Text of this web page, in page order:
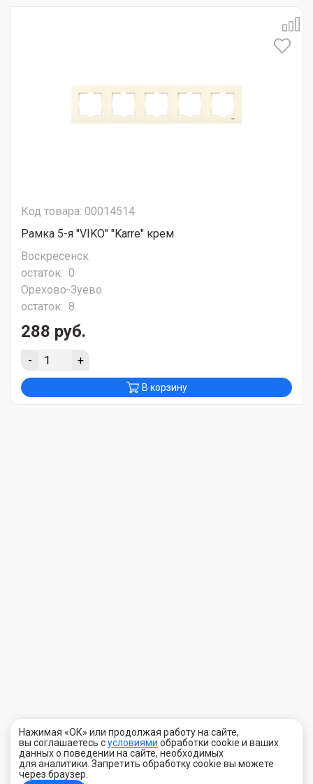
Код товара: 00014514
Рамка 5-я "VIKO" "Karre" крем
Воскресенск
остаток: 0
Орехово-Зуево
остаток: 8
288 руб.
- +
В корзину
Нажимая «ОК» или продолжая работу на сайте,
вы соглашаетесь сусловиями обработки cookie и ваших
данных о поведении на сайте, необходимых
для аналитики. Запретить обработку cookie вы можете
через браузер.